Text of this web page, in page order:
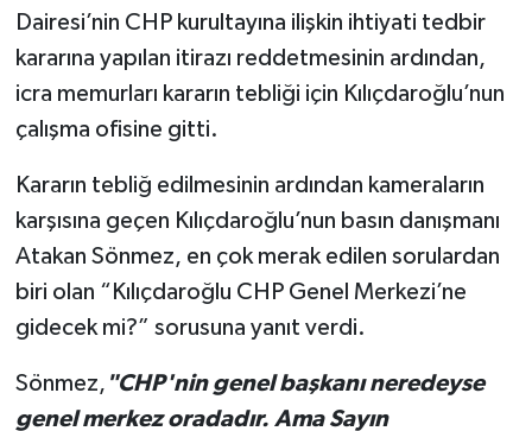
Dairesi’nin CHP kurultayına ilişkin ihtiyati tedbir
kararına yapılan itirazı reddetmesinin ardından,
icra memurları kararın tebliği için Kılıçdaroğlu’nun
çalışma ofisine gitti.
Kararın tebliğ edilmesinin ardından kameraların
karşısına geçen Kılıçdaroğlu’nun basın danışmanı
Atakan Sönmez, en çok merak edilen sorulardan
biri olan “Kılıçdaroğlu CHP Genel Merkezi’ne
gidecek mi?” sorusuna yanıt verdi.
Sönmez, "CHP'nin genel başkanı neredeyse
genel merkez oradadır. Ama Sayın